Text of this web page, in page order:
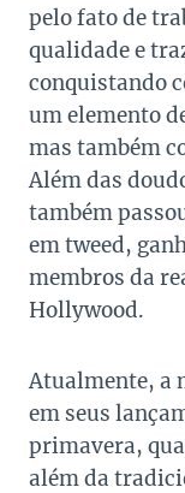
pelo fato de
qualidade e
conquistando
um elemento
mas também
Além das
também
em tweed,
membros da
Hollywood.
Atualmente, a
em seus
primavera,
além da